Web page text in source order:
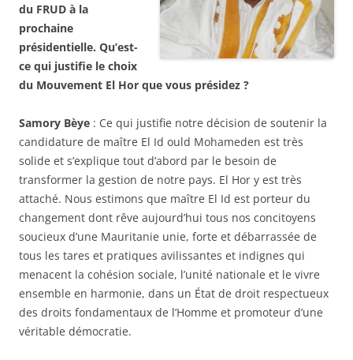
du FRUD à la
prochaine
présidentielle. Qu’est-
ce qui justifie le choix
du Mouvement El Hor que vous présidez ?
Samory Bèye : Ce qui justifie notre décision de soutenir la
candidature de maître El Id ould Mohameden est très
solide et s’explique tout d’abord par le besoin de
transformer la gestion de notre pays. El Hor y est très
attaché. Nous estimons que maître El Id est porteur du
changement dont rêve aujourd’hui tous nos concitoyens
soucieux d’une Mauritanie unie, forte et débarrassée de
tous les tares et pratiques avilissantes et indignes qui
menacent la cohésion sociale, l’unité nationale et le vivre
ensemble en harmonie, dans un État de droit respectueux
des droits fondamentaux de l’Homme et promoteur d’une
véritable démocratie.